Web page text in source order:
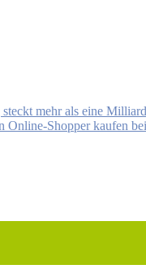
mehr als eine
Online-Shopper kaufen